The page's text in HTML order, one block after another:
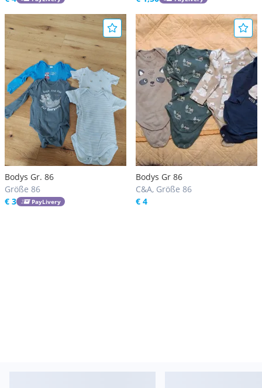
Bodys Gr. 86
Größe 86
€ 3
PayLivery
Bodys Gr 86
C&A, Größe 86
€ 4